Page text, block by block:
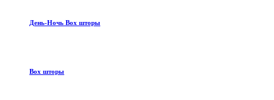
День-Ночь Box шторы
Box шторы